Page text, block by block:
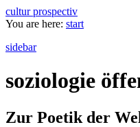
cultur prospectiv
You are here: start
sidebar
soziologie
Zur Poetik der